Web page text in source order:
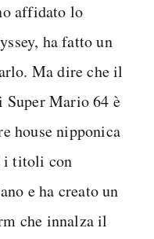
affidato lo
ha fatto un
Ma dire che il
Mario 64 è
house nipponica
i titoli con
e ha creato un
che innalza il